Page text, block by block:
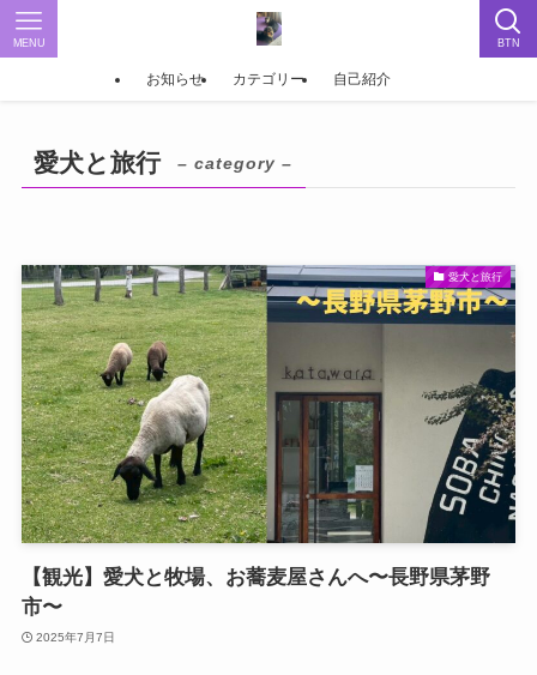
BTN
MENU
お知らせ カテゴリー 自己紹介
愛犬と旅行 – category –
愛犬と旅行
【観光】愛犬と牧場、お蕎麦屋さんへ〜長野県茅野
市〜
2025年7月7日